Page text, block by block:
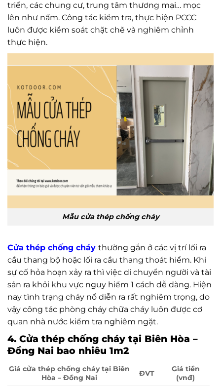
triển, các chung cư, trung tâm thương mại… mọc
lên như nấm. Công tác kiểm tra, thực hiện PCCC
luôn được kiểm soát chặt chẽ và nghiêm chỉnh
thực hiện.
Mẫu cửa thép chống cháy
Cửa thép chống cháy thường gắn ở các vị trí lối ra
cầu thang bộ hoặc lối ra cầu thang thoát hiểm. Khi
sự cố hỏa hoạn xảy ra thì việc di chuyển người và tài
sản ra khỏi khu vực nguy hiểm 1 cách dễ dàng. Hiện
nay tình trạng cháy nổ diễn ra rất nghiêm trọng, do
vậy công tác phòng cháy chữa cháy luôn được cơ
quan nhà nước kiểm tra nghiêm ngặt.
4. Cửa thép chống cháy tại Biên Hòa –
Đồng Nai bao nhiêu 1m2
Giá cửa thép chống cháy tại Biên
Hòa – Đồng Nai
ĐVT
Giá tiền
(vnđ)